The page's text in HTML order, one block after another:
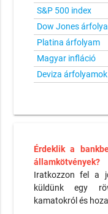
S&P 500 index
Dow Jones
Platina árfolyam
Magyar infláció
Deviza árfolyamok
Érdeklik a
államkötvények?
Iratkozzon fel a
küldünk egy
kamatokról és